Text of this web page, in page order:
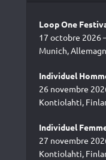
Loop One
17 octobre 2026
Munich,
Individuel
26 novembre
Kontiolahti,
Individuel
27 novembre
Kontiolahti,